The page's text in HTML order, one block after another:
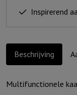
mini
stompkaars)
Inspirerend
Beschrijving
Multifunctionele